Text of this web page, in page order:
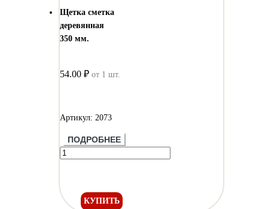
Щетка сметка
деревянная
350 мм.
54.00 ₽ от 1 шт.
Артикул: 2073
ПОДРОБНЕЕ
КУПИТЬ